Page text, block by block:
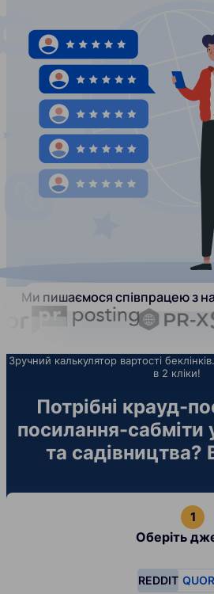
Ми пишаємося співпрацею з
Зручний калькулятор вартості
в 2 кліки!
Потрібні крауд-
посилання-сабміти
та садівництва?
Оберіть
REDDIT